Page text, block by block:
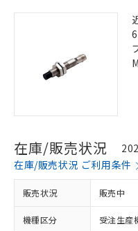
在庫/販売状況
在庫/販売状況 ご利用条件
販売状況 販売中
機種区分 受注生産